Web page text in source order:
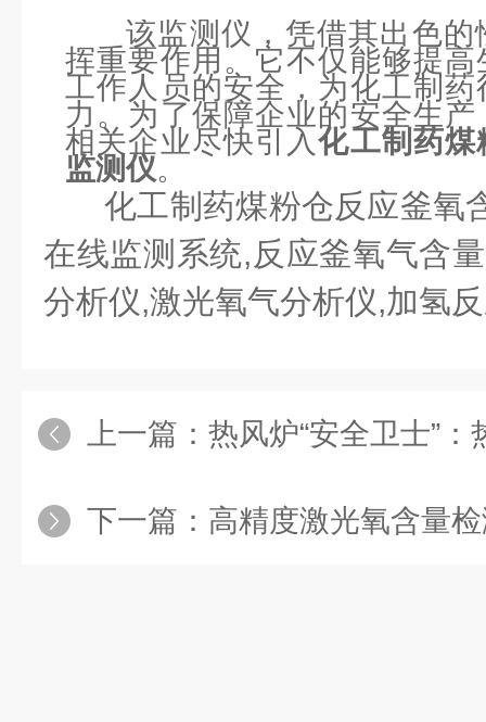
该监测仪，凭借其出色
挥重要作用。它不仅能够提
工作人员的安全，为化工制
力。为了保障企业的安全生
相关企业尽快引入化工制药煤
监测仪。
化工制药煤粉仓反应釜氧
在线监测系统,反应釜氧气含
分析仪,激光氧气分析仪,加氢
上一篇： 热风炉“安全卫士”：热风炉
下一篇： 高精度激光氧含量检测